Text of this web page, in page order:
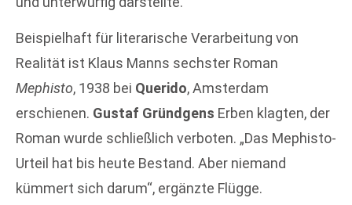
Beispielhaft für literarische Verarbeitung von
Realität ist Klaus Manns sechster Roman
Mephisto, 1938 bei Querido, Amsterdam
erschienen. Gustaf Gründgens Erben klagten, der
Roman wurde schließlich verboten. „Das Mephisto-
Urteil hat bis heute Bestand. Aber niemand
kümmert sich darum“, ergänzte Flügge.